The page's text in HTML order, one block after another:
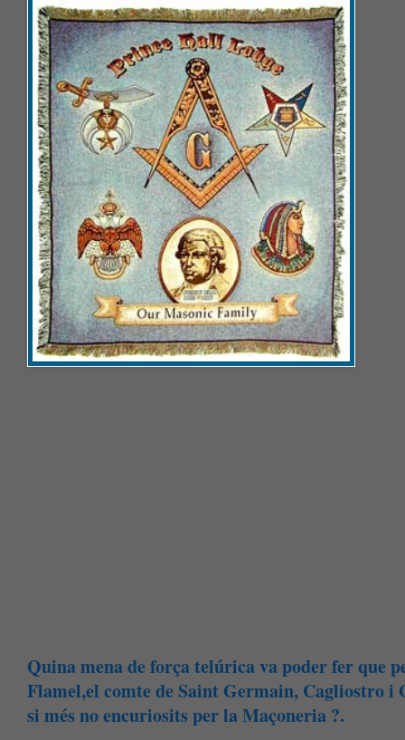
Quina mena de força telúrica va poder fer que
Flamel,el comte de Saint Germain, Cagliostro i
si més no encuriosits per la Maçoneria ?.